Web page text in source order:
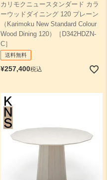
カリモクニュースタンダード カラ
ーウッドダイニング 120 プレーン
（Karimoku New Standard Colour
Wood Dining 120）［D342HDZN-
C］
送料無料
¥257,400税込